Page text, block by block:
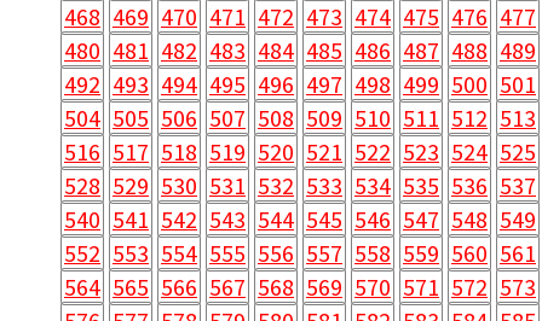
468 469 470 471 472 473 474 475 476 477
480 481 482 483 484 485 486 487 488 489
492 493 494 495 496 497 498 499 500 501
504 505 506 507 508 509 510 511 512 513
516 517 518 519 520 521 522 523 524 525
528 529 530 531 532 533 534 535 536 537
540 541 542 543 544 545 546 547 548 549
552 553 554 555 556 557 558 559 560 561
564 565 566 567 568 569 570 571 572 573